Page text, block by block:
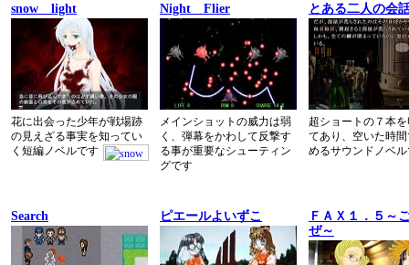
snow light
花に出会った少年が戦場跡
の見えざる事実を知ってい
く短編ノベルです
Night Flier
メインショットの威力は弱
く、弾幕をかわして反撃す
る事が重要なシューティン
グです
とある二人の会
超ショートの７本
てあり、空いた時
めるサウンドノベ
Search ピエールよいずこ
ＦＡＸ１．５～
ぜ～